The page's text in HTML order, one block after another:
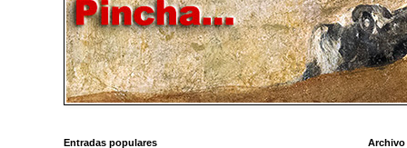
Entradas populares